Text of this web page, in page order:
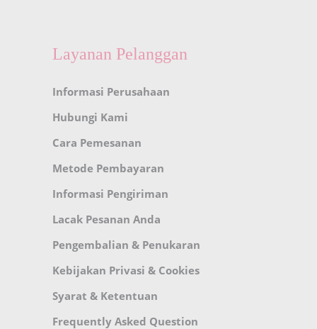
Layanan Pelanggan
Informasi Perusahaan
Hubungi Kami
Cara Pemesanan
Metode Pembayaran
Informasi Pengiriman
Lacak Pesanan Anda
Pengembalian & Penukaran
Kebijakan Privasi & Cookies
Syarat & Ketentuan
Frequently Asked Question